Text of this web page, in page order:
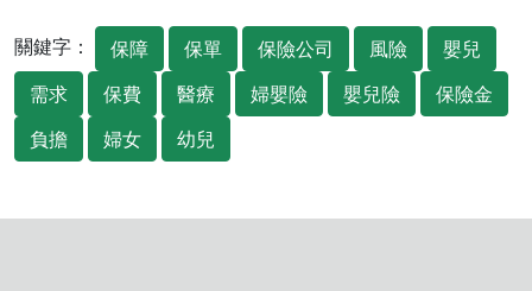
關鍵字： 保障 保單 保險公司 風險
嬰兒
需求
保費 醫療 婦嬰險 嬰兒險
保險金
負擔
婦女 幼兒